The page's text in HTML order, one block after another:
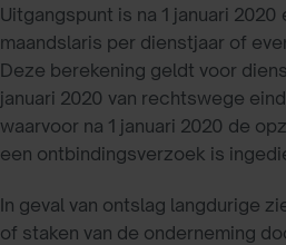
Uitgangspunt is na 1 januari 2020
maandslaris per dienstjaar of
Deze berekening geldt voor
januari 2020 van rechtswege
waarvoor na 1 januari 2020 de
een ontbindingsverzoek is
In geval van ontslag langdurige
of staken van de onderneming